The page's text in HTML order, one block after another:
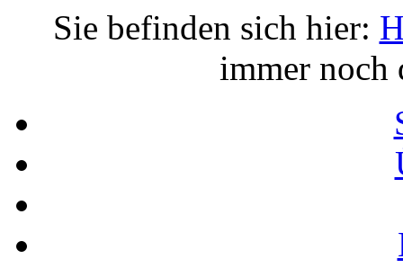
Sie befinden sich hier:
immer noch